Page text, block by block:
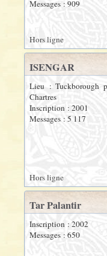
Messages : 909
Hors ligne
ISENGAR
Lieu : Tuckborough
Chartres
Inscription : 2001
Messages : 5 117
Hors ligne
Tar Palantir
Inscription : 2002
Messages : 650